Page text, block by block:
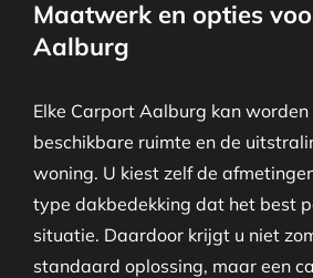
Maatwerk en opties
Aalburg
Elke Carport Aalburg kan
beschikbare ruimte en de
woning. U kiest zelf de
type dakbedekking dat het best
situatie. Daardoor krijgt u niet
standaard oplossing, maar een